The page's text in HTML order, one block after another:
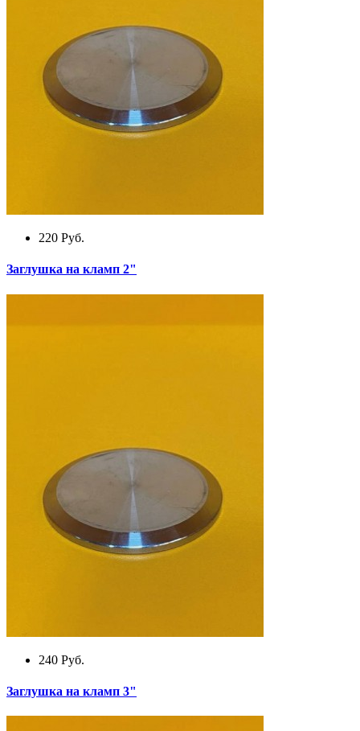
220 Руб.
Заглушка на кламп 2"
240 Руб.
Заглушка на кламп 3"